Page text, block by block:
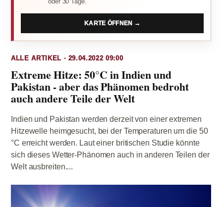
KARTE ÖFFNEN →
ALLE ARTIKEL · 29.04.2022 09:00
Extreme Hitze: 50°C in Indien und
Pakistan - aber das Phänomen bedroht
auch andere Teile der Welt
Indien und Pakistan werden derzeit von einer extremen
Hitzewelle heimgesucht, bei der Temperaturen um die 50
°C erreicht werden. Laut einer britischen Studie könnte
sich dieses Wetter-Phänomen auch in anderen Teilen der
Welt ausbreiten....